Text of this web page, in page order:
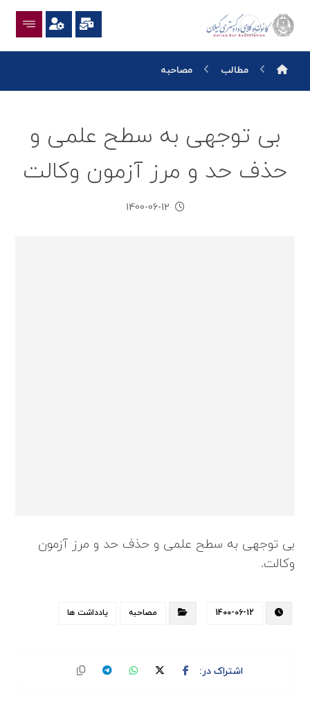
مطالب مصاحبه
بی توجهی به سطح علمی و
حذف حد و مرز آزمون وکالت
1400-06-12
بی توجهی به سطح علمی و حذف حد و مرز آزمون
وکالت.
1400-06-12 مصاحبه یادداشت ها